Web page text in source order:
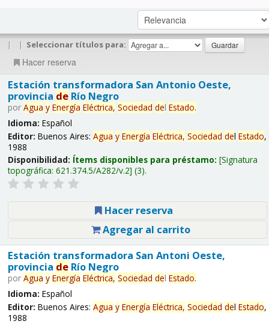
| | Seleccionar títulos para:
Hacer reserva
Estación transformadora San Antonio Oeste,
provincia deRío Negro
por Agua y Energía Eléctrica, Sociedad del Estado.
Idioma: Español
Editor: Buenos Aires: Agua y Energía Eléctrica, Sociedad del Estado,
1988
Disponibilidad: Ítems disponibles para préstamo: Signatura
topográfica: 621.374.5/A282/v.2 (3).
Hacer reserva
Agregar al carrito
Estación transformadora San Antoni Oeste,
provincia deRío Negro
por Agua y Energía Eléctrica, Sociedad del Estado.
Idioma: Español
Editor: Buenos Aires: Agua y Energía Eléctrica, Sociedad del Estado,
1988